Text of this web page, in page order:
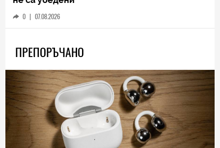
0 | 07.08.2026
ПРЕПОРЪЧАНО